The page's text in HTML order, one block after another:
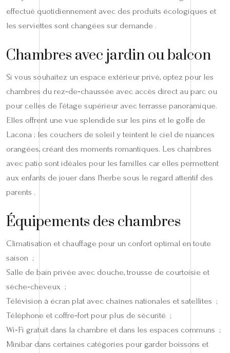
effectué quotidiennement avec des produits écologiques et
les serviettes sont changées sur demande .
Chambres avec jardin ou balcon
Si vous souhaitez un espace extérieur privé, optez pour les
chambres du rez‑de‑chaussée avec accès direct au parc ou
pour celles de l’étage supérieur avec terrasse panoramique.
Elles offrent une vue splendide sur les pins et le golfe de
Lacona ; les couchers de soleil y teintent le ciel de nuances
orangées, créant des moments romantiques. Les chambres
avec patio sont idéales pour les familles car elles permettent
aux enfants de jouer dans l’herbe sous le regard attentif des
parents .
Équipements des chambres
Climatisation et chauffage pour un confort optimal en toute
saison ;
Salle de bain privée avec douche, trousse de courtoisie et
sèche‑cheveux ;
Télévision à écran plat avec chaînes nationales et satellites ;
Téléphone et coffre‑fort pour plus de sécurité ;
Wi‑Fi gratuit dans la chambre et dans les espaces communs ;
Minibar dans certaines catégories pour garder boissons et